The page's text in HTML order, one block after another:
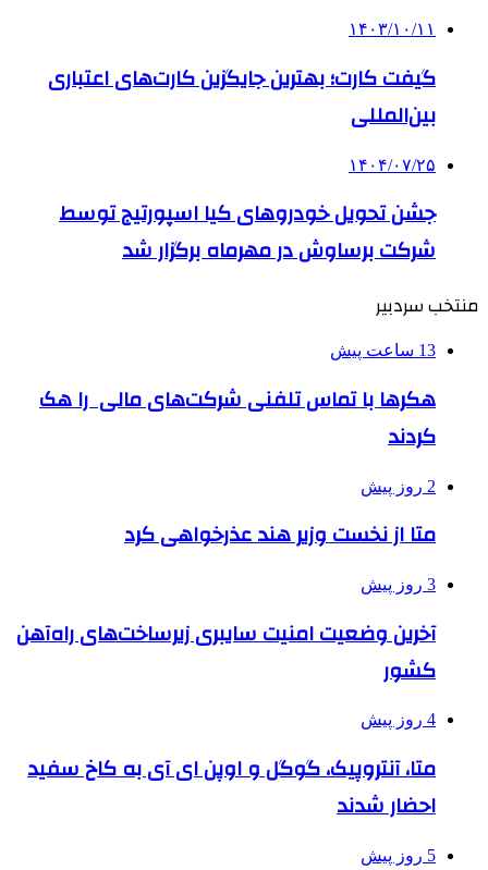
۱۴۰۳/۱۰/۱۱
گیفت کارت؛ بهترین جایگزین کارت‌های اعتباری
بین‌المللی
۱۴۰۴/۰۷/۲۵
جشن تحویل خودروهای کیا اسپورتیج توسط
شرکت برساوش در مهرماه برگزار شد
منتخب سردبیر
13 ساعت پیش
هکرها با تماس تلفنی شرکت‌های مالی را هک
کردند
2 روز پیش
متا از نخست وزیر هند عذرخواهی کرد
3 روز پیش
آخرین وضعیت امنیت سایبری زیرساخت‌های راه‌آهن
کشور
4 روز پیش
متا، آنتروپیک، گوگل و اوپن ای آی به کاخ سفید
احضار شدند
5 روز پیش